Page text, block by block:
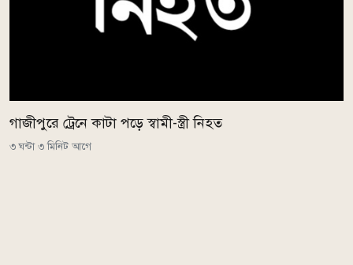
গাজীপুরে ট্রেনে কাটা পড়ে স্বামী-স্ত্রী নিহত
৩ ঘন্টা ৩ মিনিট আগে